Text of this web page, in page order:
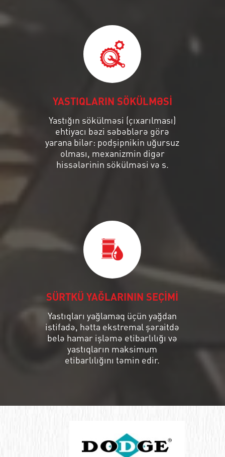
YASTIQLARIN SÖKÜLMƏSİ
Yastığın sökülməsi (çıxarılması)
ehtiyacı bəzi səbəblərə görə
yarana bilər: podşipnikin uğursuz
olması, mexanizmin digər
hissələrinin sökülməsi və s.
SÜRTKÜ YAĞLARININ SEÇİMİ
Yastıqları yağlamaq üçün yağdan
istifadə, hətta ekstremal şəraitdə
belə hamar işləmə etibarlılığı və
yastıqların maksimum
etibarlılığını təmin edir.